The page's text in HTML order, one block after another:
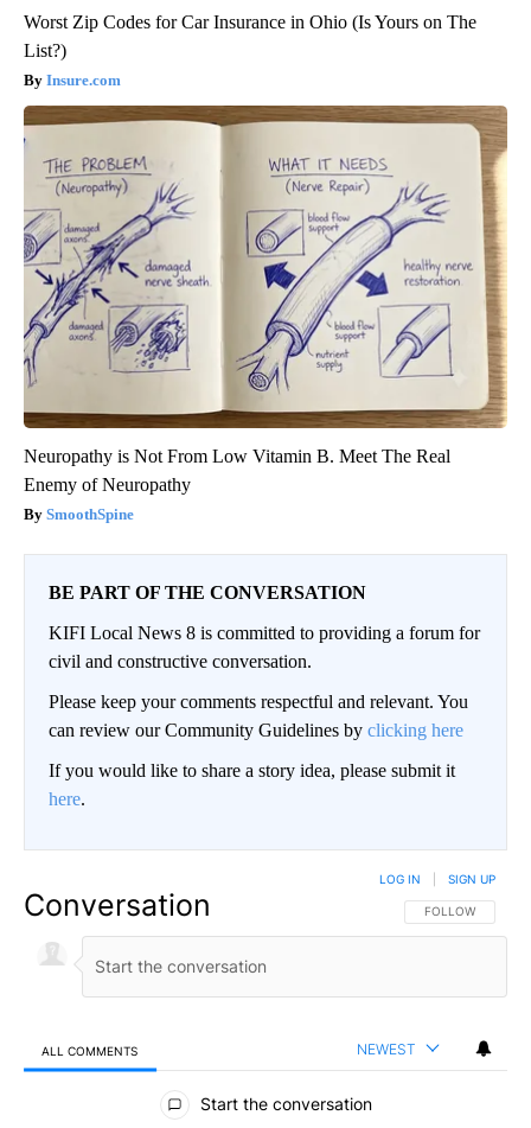
Worst Zip Codes for Car Insurance in Ohio (Is Yours on The
List?)
Insure.com
Neuropathy is Not From Low Vitamin B. Meet The Real
Enemy of Neuropathy
SmoothSpine
BE PART OF THE CONVERSATION
KIFI Local News 8 is committed to providing a forum for
civil and constructive conversation.
Please keep your comments respectful and relevant. You
can review our Community Guidelines by clicking here
If you would like to share a story idea, please submit it
here.
Conversation FOLLOW THIS
FOLLOW
LOG IN SIGN UP
ALL COMMENTS NEWEST
All Comments
Start the conversation